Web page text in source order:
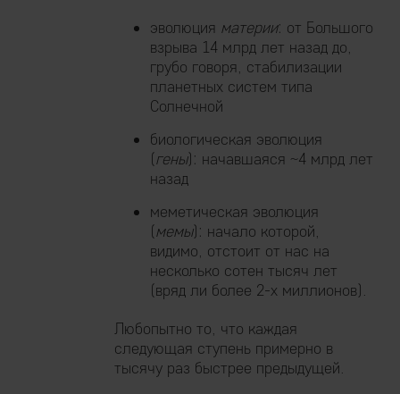
эволюция материи: от Большого
взрыва 14 млрд лет назад до,
грубо говоря, стабилизации
планетных систем типа
Солнечной
биологическая эволюция
(гены): начавшаяся ~4 млрд лет
назад
меметическая эволюция
(мемы): начало которой,
видимо, отстоит от нас на
несколько сотен тысяч лет
(вряд ли более 2-х миллионов).
Любопытно то, что каждая
следующая ступень примерно в
тысячу раз быстрее предыдущей.